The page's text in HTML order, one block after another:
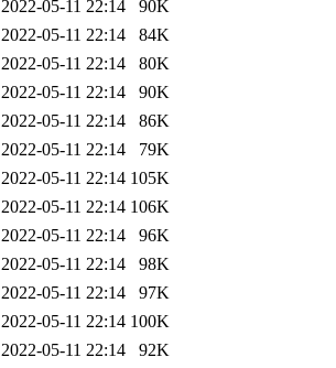
2022-05-11 22:14
90K
2022-05-11 22:14
84K
2022-05-11 22:14
80K
2022-05-11 22:14
90K
2022-05-11 22:14
86K
2022-05-11 22:14
79K
2022-05-11 22:14 105K
2022-05-11 22:14 106K
2022-05-11 22:14
96K
2022-05-11 22:14
98K
2022-05-11 22:14
97K
2022-05-11 22:14 100K
2022-05-11 22:14
92K